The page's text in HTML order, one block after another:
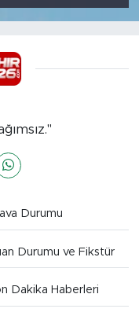
Durumu
Durumu ve Fikstür
Dakika Haberleri